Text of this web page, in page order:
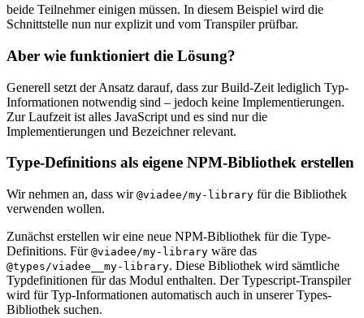
beide Teilnehmer einigen müssen. In diesem Beispiel wird die
Schnittstelle nun nur explizit und vom Transpiler prüfbar.
Aber wie funktioniert die Lösung?
Generell setzt der Ansatz darauf, dass zur Build-Zeit lediglich Typ-
Informationen notwendig sind – jedoch keine Implementierungen.
Zur Laufzeit ist alles JavaScript und es sind nur die
Implementierungen und Bezeichner relevant.
Type-Definitions als eigene NPM-Bibliothek erstellen
Wir nehmen an, dass wir @viadee/my-library für die Bibliothek
verwenden wollen.
Zunächst erstellen wir eine neue NPM-Bibliothek für die Type-
Definitions. Für @viadee/my-library wäre das
@types/viadee__my-library. Diese Bibliothek wird sämtliche
Typdefinitionen für das Modul enthalten. Der Typescript-Transpiler
wird für Typ-Informationen automatisch auch in unserer Types-
Bibliothek suchen.